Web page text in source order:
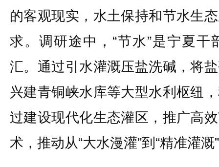
的客观现实，水土保持和节水生
求。调研途中，“节水”是宁夏
汇。通过引水灌溉压盐洗碱，将
兴建青铜峡水库等大型水利枢纽
过建设现代化生态灌区，推广高
术，推动从“大水漫灌”到“精准灌溉